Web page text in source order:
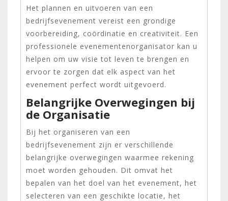
Het plannen en uitvoeren van een
bedrijfsevenement vereist een grondige
voorbereiding, coördinatie en creativiteit. Een
professionele evenementenorganisator kan u
helpen om uw visie tot leven te brengen en
ervoor te zorgen dat elk aspect van het
evenement perfect wordt uitgevoerd.
Belangrijke Overwegingen bij
de Organisatie
Bij het organiseren van een
bedrijfsevenement zijn er verschillende
belangrijke overwegingen waarmee rekening
moet worden gehouden. Dit omvat het
bepalen van het doel van het evenement, het
selecteren van een geschikte locatie, het